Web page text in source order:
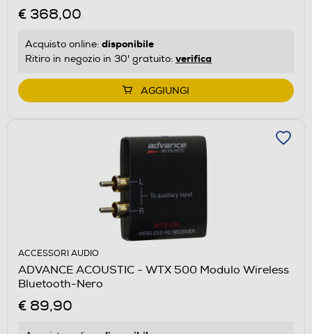
€ 368,00
Acquisto online: disponibile
Ritiro in negozio in 30' gratuito: verifica
AGGIUNGI
ACCESSORI AUDIO
ADVANCE ACOUSTIC - WTX 500 Modulo Wireless
Bluetooth-Nero
€ 89,90